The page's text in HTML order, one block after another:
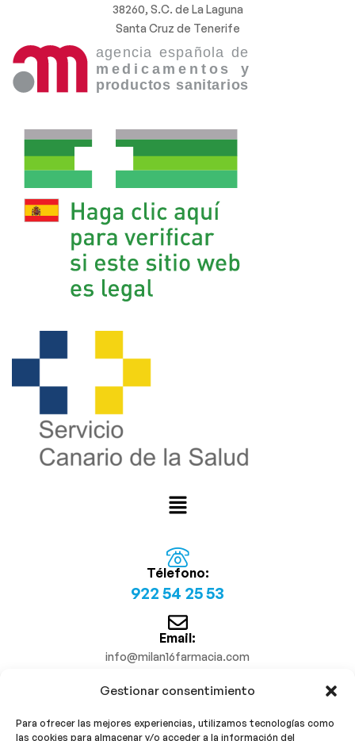
Gestionar consentimiento
Para ofrecer las mejores experiencias, utilizamos tecnologías como
las cookies para almacenar y/o acceder a la información del
38260, S.C. de La Laguna
Santa Cruz de Tenerife
Télefono:
922 54 25 53
Email:
info@milan16farmacia.com
¡Síguenos!